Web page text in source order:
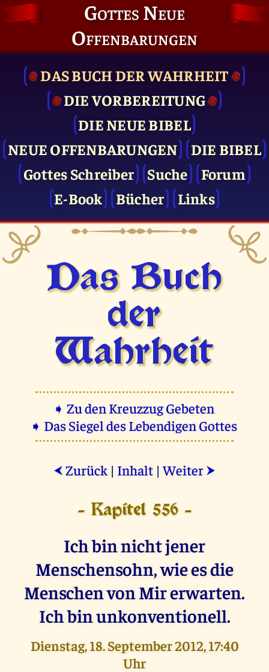
Gottes Neue
Offenbarungen
DAS BUCH DER WAHRHEIT
DIE VOR­BEREITUNG
DIE NEUE BIBEL
NEUE OFFENBARUNGEN
DIE BIBEL
Gottes Schreiber
Suche
Forum
E-Book
Bücher Links
Das Buch
der
Wahrheit
➧ Zu den Kreuzzug Gebeten
➧ Das Siegel des Lebendigen Gottes
⮜ Zurück | Inhalt |Weiter ⮞
- Kapitel 556 -
Ich bin nicht jener
Menschensohn, wie es die
Menschen von Mir erwarten.
Ich bin unkonventionell.
Dienstag, 18. September 2012, 17:40
Uhr